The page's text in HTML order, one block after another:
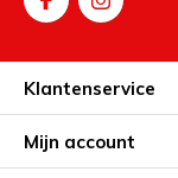
Klantenservice
Mijn account